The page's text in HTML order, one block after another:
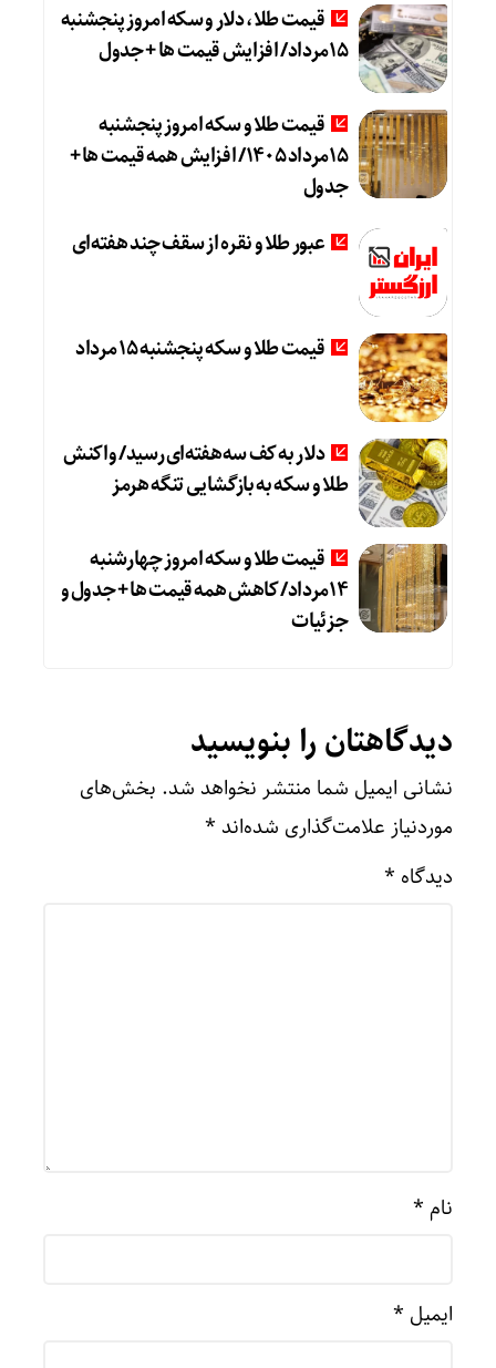
قیمت طلا، دلار و سکه امروز پنجشنبه
15مرداد/ افزایش قیمت ها + جدول
قیمت طلا و سکه امروز پنجشنبه
15مرداد 1405/ افزایش همه قیمت ها +
جدول
عبور طلا و نقره از سقف چند هفته‌ای
قیمت طلا و سکه پنجشنبه 15 مرداد
دلار به کف سه‌هفته‌ای رسید/ واکنش
طلا و سکه به بازگشایی تنگه هرمز
قیمت طلا و سکه امروز چهارشنبه
14مرداد/ کاهش همه قیمت ها + جدول و
جزئیات
دیدگاهتان را بنویسید
نشانی ایمیل شما منتشر نخواهد شد. بخش‌های
موردنیاز علامت‌گذاری شده‌اند *
دیدگاه *
نام *
ایمیل *